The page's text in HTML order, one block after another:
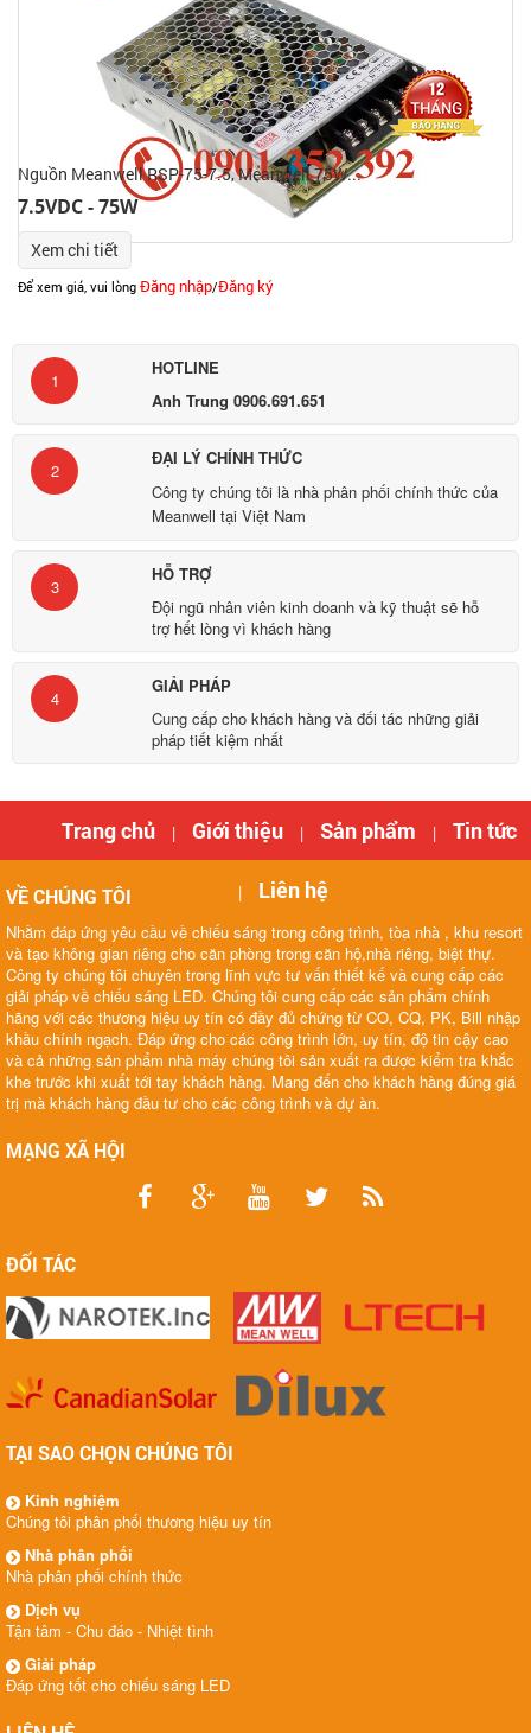
Nguồn Meanwell RSP-75-7.5, Meanwell 75W...
7.5VDC - 75W
Xem chi tiết
Để xem giá, vui lòng Đăng nhập/Đăng ký
1
HOTLINE
Anh Trung 0906.691.651
2
ĐẠI LÝ CHÍNH THỨC
Công ty chúng tôi là nhà phân phối chính thức của
Meanwell tại Việt Nam
3
HỖ TRỢ
Đội ngũ nhân viên kinh doanh và kỹ thuật sẽ hỗ
trợ hết lòng vì khách hàng
4
GIẢI PHÁP
Cung cấp cho khách hàng và đối tác những giải
pháp tiết kiệm nhất
Trang chủ | Giới thiệu | Sản phẩm | Tin tức
| Liên hệ
VỀ CHÚNG TÔI
Nhằm đáp ứng yêu cầu về chiếu sáng trong công trình, tòa nhà , khu resort
và tạo không gian riêng cho căn phòng trong căn hộ,nhà riêng, biệt thự.
Công ty chúng tôi chuyên trong lĩnh vực tư vấn thiết kế và cung cấp các
giải pháp về chiếu sáng LED. Chúng tôi cung cấp các sản phẩm chính
hãng với các thương hiệu uy tín có đầy đủ chứng từ CO, CQ, PK, Bill nhập
khầu chính ngạch. Đáp ứng cho các công trình lớn, uy tín, độ tin cậy cao
và cả những sản phẩm nhà máy chúng tôi sản xuất ra được kiểm tra khắc
khe trước khi xuất tới tay khách hàng. Mang đến cho khách hàng đúng giá
trị mà khách hàng đầu tư cho các công trình và dự àn.
MẠNG XÃ HỘI
ĐỐI TÁC
TẠI SAO CHỌN CHÚNG TÔI
Kinh nghiệm
Chúng tôi phân phối thương hiệu uy tín
Nhà phân phối
Nhà phân phối chính thức
Dịch vụ
Tận tâm - Chu đáo - Nhiệt tình
Giải pháp
Đáp ứng tốt cho chiếu sáng LED